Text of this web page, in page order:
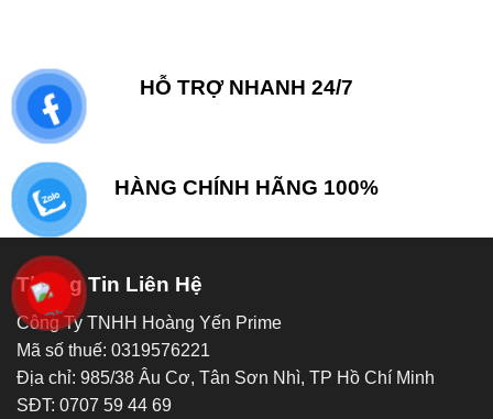
HỖ TRỢ NHANH 24/7
HÀNG CHÍNH HÃNG 100%
Thông Tin Liên Hệ
Công Ty TNHH Hoàng Yến Prime
Mã số thuế: 0319576221
Địa chỉ: 985/38 Âu Cơ, Tân Sơn Nhì, TP Hồ Chí Minh
SĐT: 0707 59 44 69